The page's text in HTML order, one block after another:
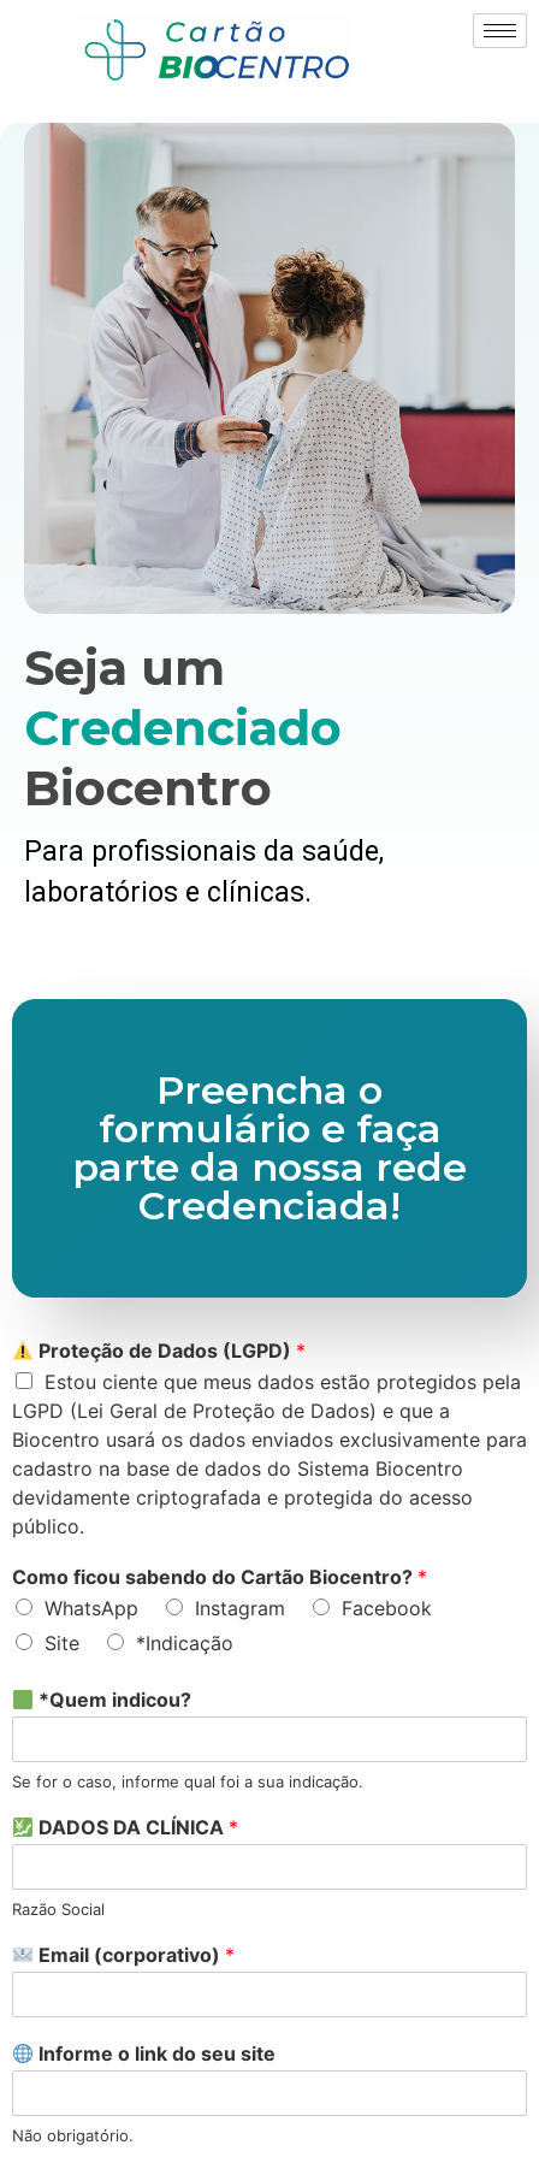
Seja um
Credenciado
Biocentro
Para profissionais da saúde,
laboratórios e clínicas.
Preencha o
formulário e faça
parte da nossa rede
Credenciada!
Proteção de Dados (LGPD) *
Estou ciente que meus dados estão protegidos pela
LGPD (Lei Geral de Proteção de Dados) e que a
Biocentro usará os dados enviados exclusivamente para
cadastro na base de dados do Sistema Biocentro
devidamente criptografada e protegida do acesso
público.
Como ficou sabendo do Cartão Biocentro? *
WhatsApp
Instagram
Facebook
Site
*Indicação
*Quem indicou?
Se for o caso, informe qual foi a sua indicação.
DADOS DA CLÍNICA *
Razão Social
Email (corporativo) *
Informe o link do seu site
Não obrigatório.